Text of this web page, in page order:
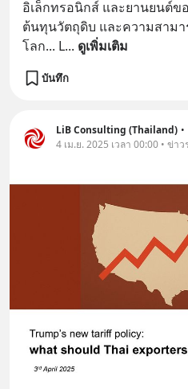
อิเล็กทรอนิกส์ และยานยนต์ข
ต้นทุนวัตถุดิบ และความสาม
โลก... L... ดูเพิ่มเติม
บันทึก
LiB Consulting (Thailand) •
4 เม.ย. 2025 เวลา 00:00 • ข่า